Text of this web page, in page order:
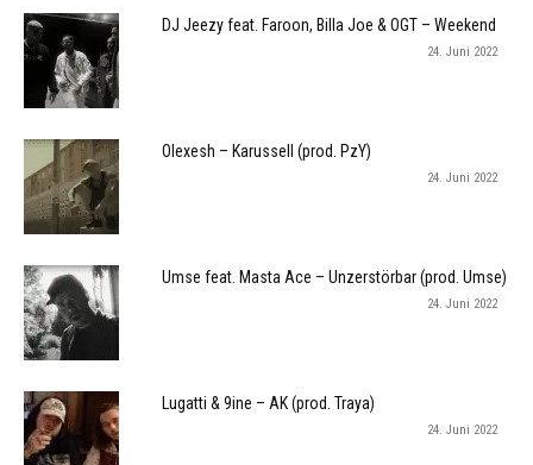
DJ Jeezy feat. Faroon, Billa Joe & OGT – Weekend
24. Juni 2022
Olexesh – Karussell (prod. PzY)
24. Juni 2022
Umse feat. Masta Ace – Unzerstörbar (prod. Umse)
24. Juni 2022
Lugatti & 9ine – AK (prod. Traya)
24. Juni 2022